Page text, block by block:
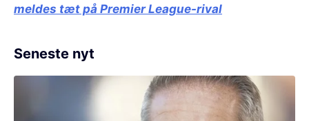
meldes tæt på Premier League-rival
Seneste nyt